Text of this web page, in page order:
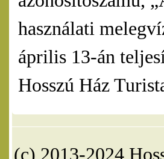
használati
április 13-án
Hosszú Ház
(c) 2013-2024